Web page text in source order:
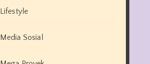
Lifestyle
Media Sosial